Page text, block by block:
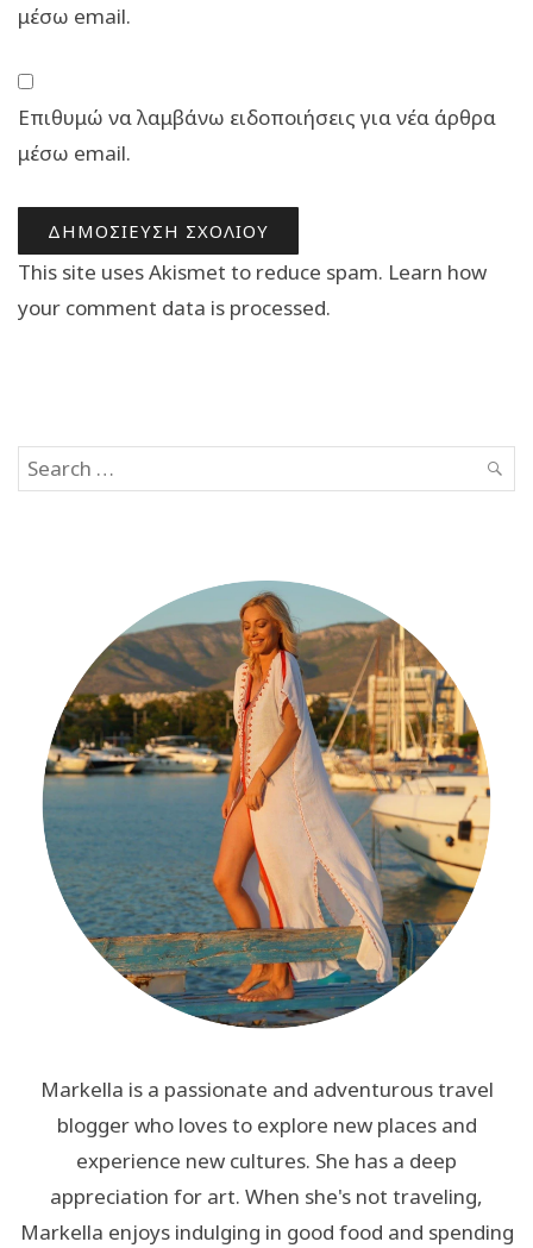
μέσω email.
Επιθυμώ να λαμβάνω ειδοποιήσεις για νέα άρθρα
μέσω email.
This site uses Akismet to reduce spam. Learn how
your comment data is processed.
Search
for:
Markella is a passionate and adventurous travel
blogger who loves to explore new places and
experience new cultures. She has a deep
appreciation for art. When she's not traveling,
Markella enjoys indulging in good food and spending